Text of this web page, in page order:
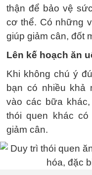
thận để bảo vệ
cơ thể. Có những
giúp giảm cân, đốt
Lên kế hoạch ăn
Khi không chú ý
bạn có nhiều khả
vào các bữa
thói quen khác
giảm cân.